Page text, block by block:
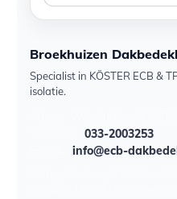
Broekhuizen
Specialist in KÖSTER ECB &
isolatie.
033-2003253
info@ecb-